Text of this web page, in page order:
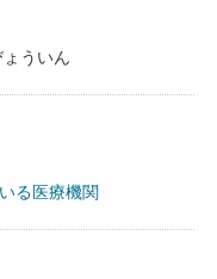
ういん
る医療機関